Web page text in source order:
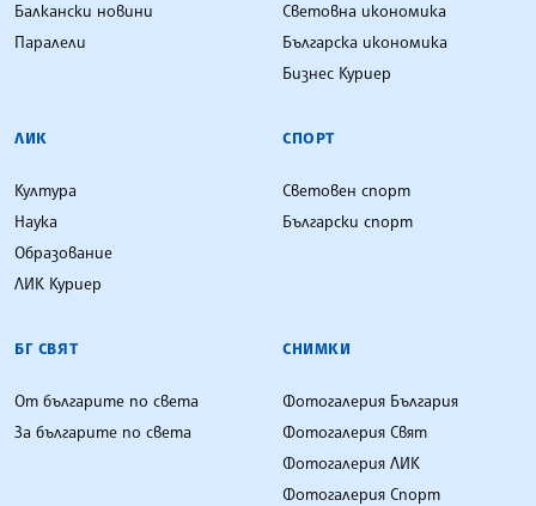
Балкански новини
Паралели
Световна икономика
Българска икономика
Бизнес Куриер
ЛИК
Култура
Наука
Образование
ЛИК Куриер
СПОРТ
Световен спорт
Български спорт
БГ СВЯТ
От българите по света
За българите по света
СНИМКИ
Фотогалерия България
Фотогалерия Свят
Фотогалерия ЛИК
Фотогалерия Спорт